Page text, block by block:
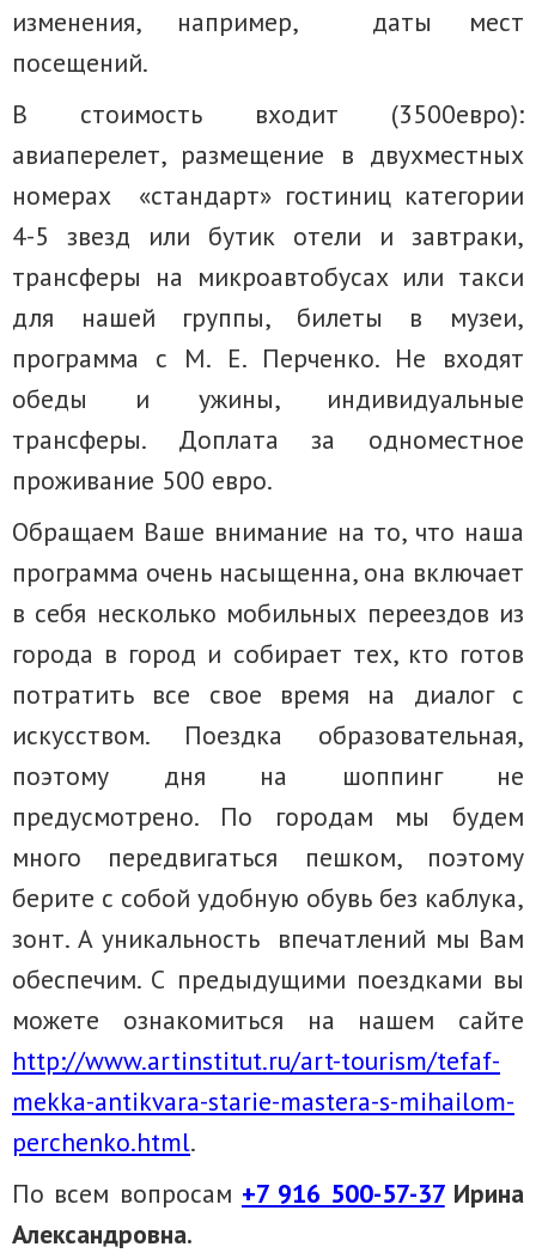
изменения, например, даты мест
посещений.
В стоимость входит (3500евро):
авиаперелет, размещение в двухместных
номерах «стандарт» гостиниц категории
4-5 звезд или бутик отели и завтраки,
трансферы на микроавтобусах или такси
для нашей группы, билеты в музеи,
программа с М. Е. Перченко. Не входят
обеды и ужины, индивидуальные
трансферы. Доплата за одноместное
проживание 500 евро.
Обращаем Ваше внимание на то, что наша
программа очень насыщенна, она включает
в себя несколько мобильных переездов из
города в город и собирает тех, кто готов
потратить все свое время на диалог с
искусством. Поездка образовательная,
поэтому дня на шоппинг не
предусмотрено. По городам мы будем
много передвигаться пешком, поэтому
берите с собой удобную обувь без каблука,
зонт. А уникальность впечатлений мы Вам
обеспечим. С предыдущими поездками вы
можете ознакомиться на нашем сайте
http://www.artinstitut.ru/art-tourism/tefaf-
mekka-antikvara-starie-mastera-s-mihailom-
perchenko.html.
По всем вопросам +7 916 500-57-37Ирина
Александровна.